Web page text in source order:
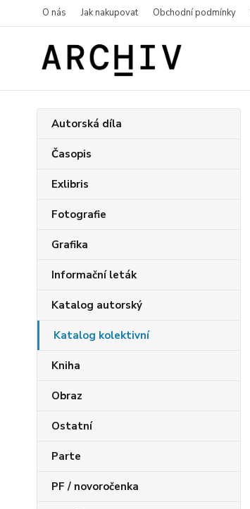
O nás Jak nakupovat Obchodní podmínky
Autorská díla
Časopis
Exlibris
Fotografie
Grafika
Informační leták
Katalog autorský
Katalog kolektivní
Kniha
Obraz
Ostatní
Parte
PF / novoročenka